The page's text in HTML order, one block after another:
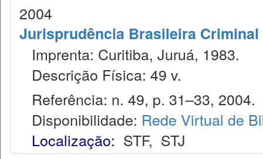
2004
Jurisprudência Brasileira Criminal
Imprenta: Curitiba, Juruá, 1983.
Descrição Física: 49 v.
Referência: n. 49, p. 31–33, 2004.
Disponibilidade: Rede Virtual de
Localização: STF, STJ